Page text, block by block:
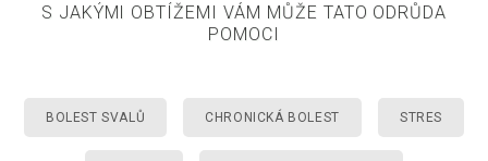
S JAKÝMI OBTÍŽEMI VÁM MŮŽE TATO ODRŮDA
POMOCI
BOLEST SVALŮ CHRONICKÁ BOLEST STRES